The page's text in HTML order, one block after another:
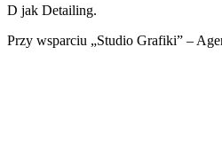
D jak Detailing.
Przy wsparciu „Studio Grafiki” –